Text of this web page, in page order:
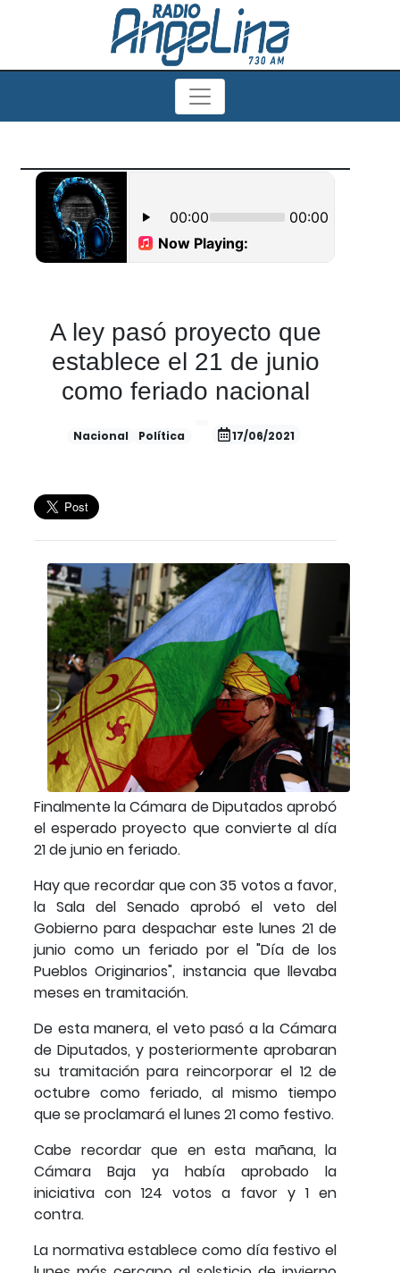
A ley pasó proyecto que
establece el 21 de junio
como feriado nacional
Nacional Política 17/06/2021
Finalmente la Cámara de Diputados aprobó
el esperado proyecto que convierte al día
21 de junio en feriado.
Hay que recordar que con 35 votos a favor,
la Sala del Senado aprobó el veto del
Gobierno para despachar este lunes 21 de
junio como un feriado por el "Día de los
Pueblos Originarios", instancia que llevaba
meses en tramitación.
De esta manera, el veto pasó a la Cámara
de Diputados, y posteriormente aprobaran
su tramitación para reincorporar el 12 de
octubre como feriado, al mismo tiempo
que se proclamará el lunes 21 como festivo.
Cabe recordar que en esta mañana, la
Cámara Baja ya había aprobado la
iniciativa con 124 votos a favor y 1 en
contra.
La normativa establece como día festivo el